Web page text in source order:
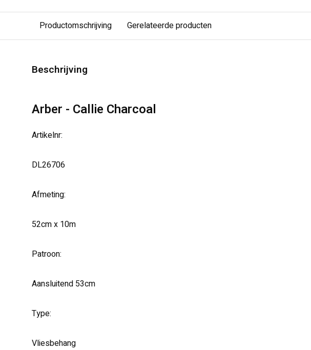
Productomschrijving Gerelateerde producten
Beschrijving
Arber - Callie Charcoal
Artikelnr:
DL26706
Afmeting:
52cm x 10m
Patroon:
Aansluitend 53cm
Type:
Vliesbehang